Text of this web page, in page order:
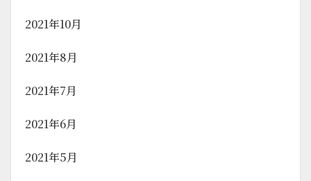
2021年10月
2021年8月
2021年7月
2021年6月
2021年5月